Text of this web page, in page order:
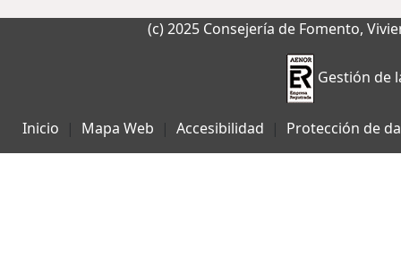
(c) 2025 Consejería de Fomento,
Gestión de
Inicio Mapa Web Accesibilidad Protección de